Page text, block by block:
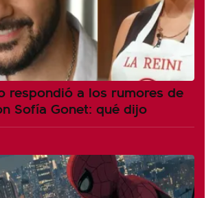
respondió a los rumores de
Sofía Gonet: qué dijo